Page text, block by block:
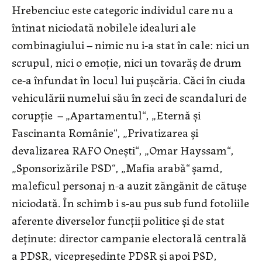
Hrebenciuc este categoric individul care nu a
întinat niciodată nobilele idealuri ale
combinagiului – nimic nu i-a stat în cale: nici un
scrupul, nici o emoție, nici un tovarăș de drum
ce-a înfundat în locul lui pușcăria. Căci în ciuda
vehiculării numelui său în zeci de scandaluri de
corupție – „Apartamentul“, „Eternă și
Fascinanta Românie“, „Privatizarea și
devalizarea RAFO Onești“, „Omar Hayssam“,
„Sponsorizările PSD“, „Mafia arabă“ șamd,
maleficul personaj n-a auzit zăngănit de cătușe
niciodată. În schimb i s-au pus sub fund fotoliile
aferente diverselor funcții politice și de stat
deținute: director campanie electorală centrală
a PDSR, vicepreşedinte PDSR și apoi PSD,